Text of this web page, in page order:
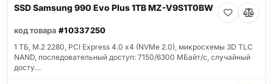
SSD Samsung 990 Evo Plus 1TB MZ-V9S1T0BW
код товара #10337250
1 ТБ, M.2 2280, PCI Express 4.0 x4 (NVMe 2.0), микросхемы 3D TLC
NAND, последовательный доступ: 7150/6300 МБайт/с, случайный
досту…